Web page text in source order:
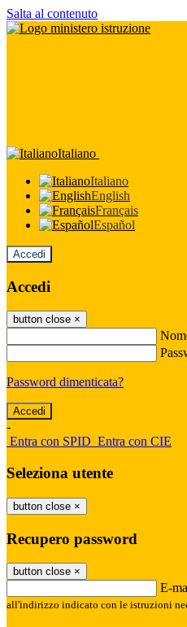
Salta al contenuto
Italiano
Italiano
English
Français
Español
Accedi
Accedi
button close ×
Password dimenticata?
-
Entra con SPID Entra con CIE
Seleziona utente
button close ×
Recupero password
button close ×
E-
all'indirizzo indicato con le istruzioni